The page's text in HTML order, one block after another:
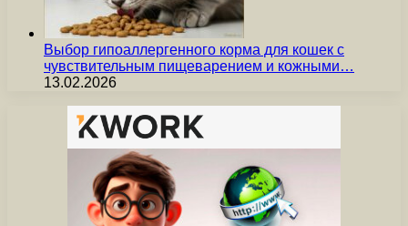
Выбор гипоаллергенного корма для кошек с
чувствительным пищеварением и кожными…
13.02.2026